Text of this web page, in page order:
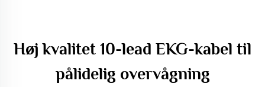
Høj kvalitet 10-lead EKG-kabel til
pålidelig overvågning